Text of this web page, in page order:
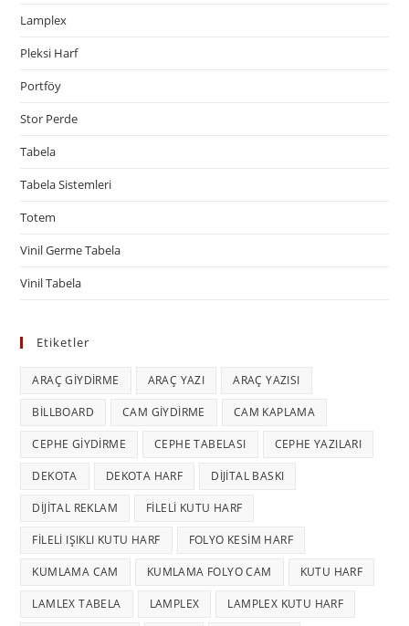
Lamplex
Pleksi Harf
Portföy
Stor Perde
Tabela
Tabela Sistemleri
Totem
Vinil Germe Tabela
Vinil Tabela
Etiketler
ARAÇ GIYDIRME ARAÇ YAZI ARAÇ YAZISI
BILLBOARD CAM GIYDIRME CAM KAPLAMA
CEPHE GIYDIRME CEPHE TABELASI CEPHE YAZILARI
DEKOTA DEKOTA HARF DIJITAL BASKI
DIJITAL REKLAM FILELI KUTU HARF
FILELI IŞIKLI KUTU HARF FOLYO KESIM HARF
KUMLAMA CAM KUMLAMA FOLYO CAM KUTU HARF
LAMLEX TABELA LAMPLEX LAMPLEX KUTU HARF